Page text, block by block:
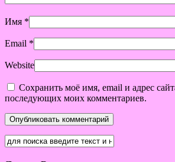
Имя *
Email *
Website
Сохранить моё имя, email и адрес
последующих моих комментариев.